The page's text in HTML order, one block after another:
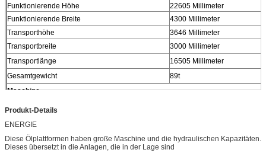
Funktionierende Höhe
22605 Millimeter
Funktionierende Breite
4300 Millimeter
Transporthöhe
3646 Millimeter
Transportbreite
3000 Millimeter
Transportlänge
16505 Millimeter
Gesamtgewicht
89t
Maschine
Modell
Zylinder number*diameter*stroke (Millimeter)
Verschiebung (L)
10,8
Nennleistung (kW/rpm)
259/1800
Produkt-Details
ENERGIE
Diese Ölplattformen haben große Maschine und die hydraulischen Kapazitäten.
Dieses übersetzt in die Anlagen, die in der Lage sind